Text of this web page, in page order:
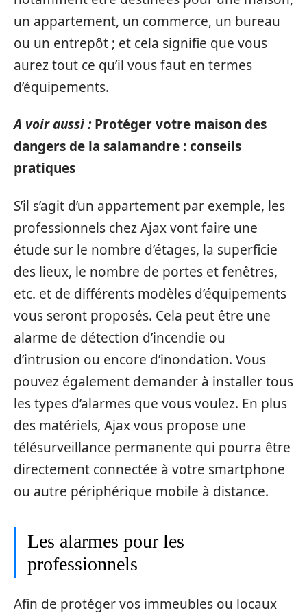
un appartement, un commerce, un bureau
ou un entrepôt ; et cela signifie que vous
aurez tout ce qu’il vous faut en termes
d’équipements.
A voir aussi : Protéger votre maison des
dangers de la salamandre : conseils
pratiques
S’il s’agit d’un appartement par exemple, les
professionnels chez Ajax vont faire une
étude sur le nombre d’étages, la superficie
des lieux, le nombre de portes et fenêtres,
etc. et de différents modèles d’équipements
vous seront proposés. Cela peut être une
alarme de détection d’incendie ou
d’intrusion ou encore d’inondation. Vous
pouvez également demander à installer tous
les types d’alarmes que vous voulez. En plus
des matériels, Ajax vous propose une
télésurveillance permanente qui pourra être
directement connectée à votre smartphone
ou autre périphérique mobile à distance.
Les alarmes pour les
professionnels
Afin de protéger vos immeubles ou locaux